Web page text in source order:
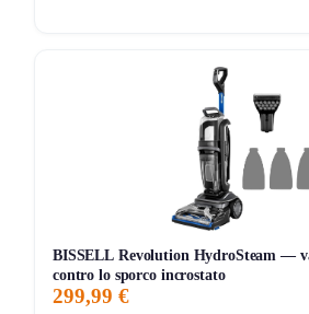
📊 Monitoraggio avviato — il grafico
variazione di prezzo
BISSELL Revolution HydroSteam —
contro lo sporco incrostato
299,99 €